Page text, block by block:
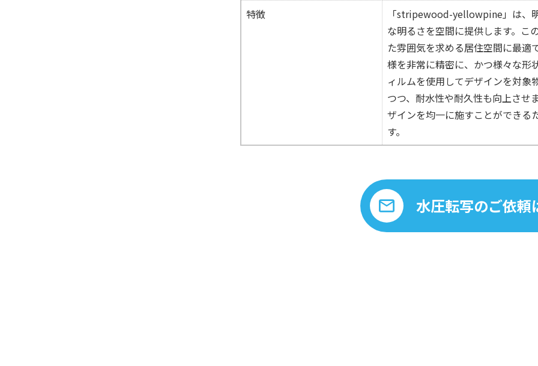
特徴
「stripewood-yellowpine」は、
な明るさを空間に提供します。こ
た雰囲気を求める居住空間に最適
様を非常に精密に、かつ様々な形
ィルムを使用してデザインを対象
つつ、耐水性や耐久性も向上させ
ザインを均一に施すことができる
す。
水圧転写のご依頼